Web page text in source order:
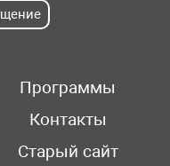
Программы
Контакты
Старый сайт